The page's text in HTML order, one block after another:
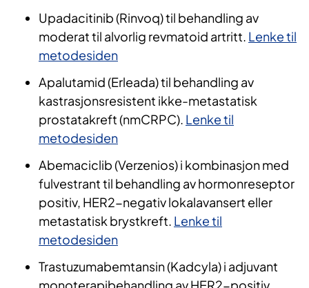
Upadacitinib (Rinvoq) til behandling av
moderat til alvorlig revmatoid artritt. Lenke til
metodesiden
Apalutamid (Erleada) til behandling av
kastrasjonsresistent ikke-metastatisk
prostatakreft (nmCRPC). Lenke til
metodesiden
Abemaciclib (Verzenios) i kombinasjon med
fulvestrant til behandling av hormonreseptor
positiv, HER2-negativ lokalavansert eller
metastatisk brystkreft. Lenke til
metodesiden
Trastuzumabemtansin (Kadcyla) i adjuvant